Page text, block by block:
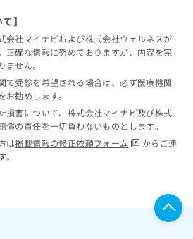
】
会社マイナビおよび株式会社ウェルネスが
正確な情報に努めておりますが、内容を完
せん。
で受診を希望される場合は、必ず医療機関
勧めします。
損害について、株式会社マイナビ及び株式
の責任を一切負わないものとします。
は掲載情報の修正依頼フォーム
からご連